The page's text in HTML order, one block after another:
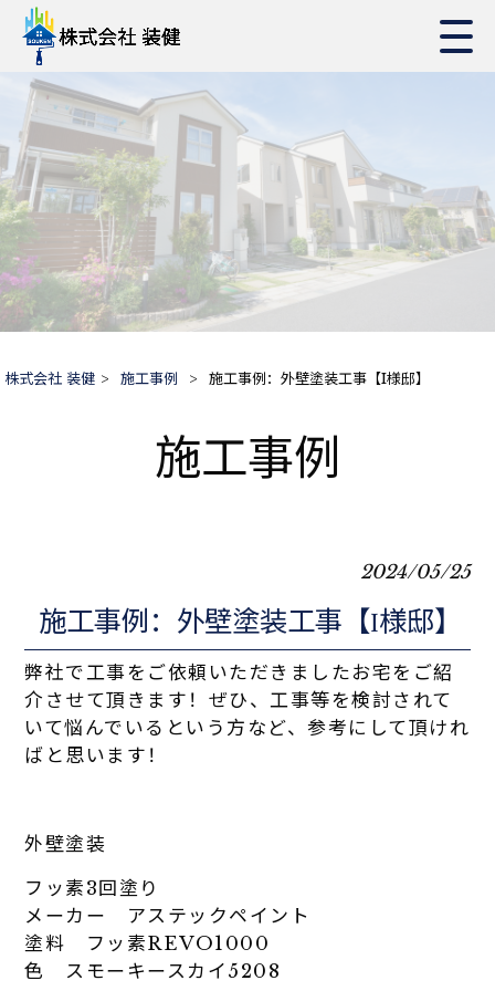
株式会社 装健 > 施工事例 > 施工事例：外壁塗装工事【I様邸】
施工事例
2024/05/25
施工事例：外壁塗装工事【I様邸】
弊社で工事をご依頼いただきましたお宅をご紹
介させて頂きます！ぜひ、工事等を検討されて
いて悩んでいるという方など、参考にして頂けれ
ばと思います！
外壁塗装
フッ素3回塗り
メーカー
アステックペイント
塗料 フッ素REVO1000
色 スモーキースカイ5208